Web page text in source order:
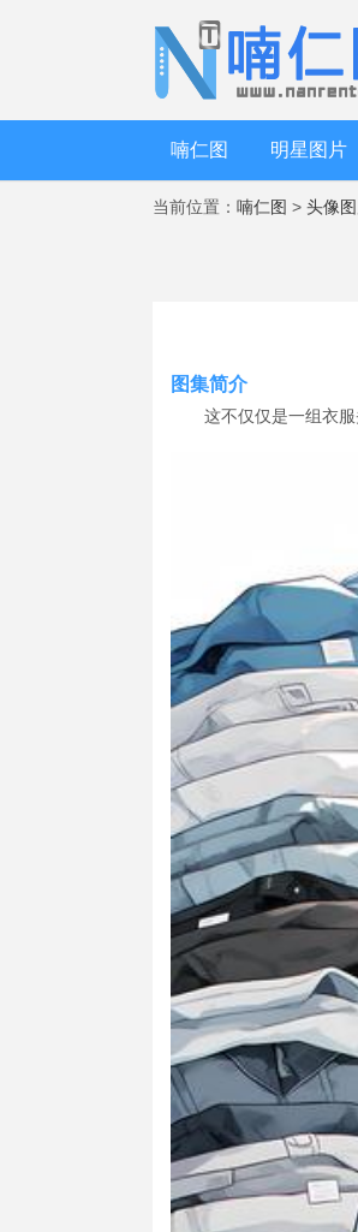
喃仁图 明星图片
当前位置： 喃仁图 > 头像
图集简介
这不仅仅是一组衣